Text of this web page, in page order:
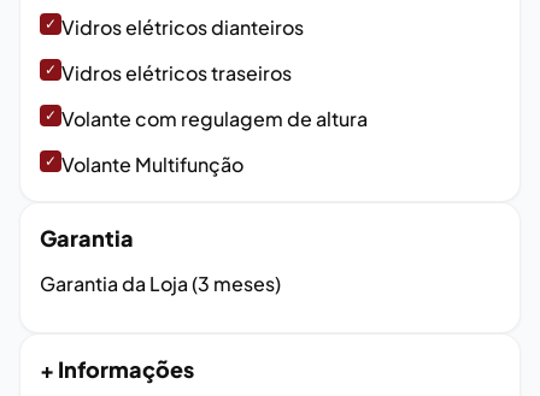
✓ Vidros elétricos dianteiros
✓ Vidros elétricos traseiros
✓ Volante com regulagem de altura
✓ Volante Multifunção
Garantia
Garantia da Loja (3 meses)
+ Informações